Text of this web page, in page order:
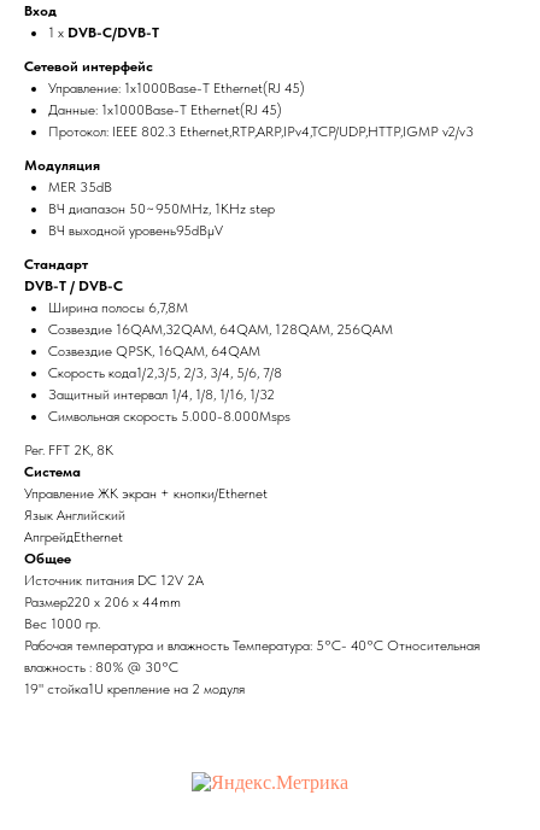
Вход
1 х DVB-C/DVB-T
Сетевой интерфейс
Управление: 1x1000Base-T Ethernet(RJ 45)
Данные: 1x1000Base-T Ethernet(RJ 45)
Протокол: IEEE 802.3 Ethernet,RTP,ARP,IPv4,TCP/UDP,HTTP,IGMP v2/v3
Moдуляция
MER 35dB
ВЧ диапазон 50~950MHz, 1KHz step
ВЧ выходной уровень95dBμV
Стандарт
DVB-T / DVB-C
Ширина полосы 6,7,8M
Coзвездие 16QAM,32QAM, 64QAM, 128QAM, 256QAM
Coзвездие QPSK, 16QAM, 64QAM
Cкорость кода1/2,3/5, 2/3, 3/4, 5/6, 7/8
Защитный интервал 1/4, 1/8, 1/16, 1/32
Символьная скорость 5.000-8.000Msps
Рег. FFT 2K, 8K
Система
Управление ЖК экран + кнопки/Ethernet
Язык Английский
АпгрейдEthernet
Общее
Источник питания DC 12V 2A
Размер220 x 206 x 44mm
Вес 1000 гр.
Рабочая температура и влажность Teмпература: 5°C- 40°C Относительная
влажность : 80% @ 30°C
19" стойка1U крепление на 2 модуля